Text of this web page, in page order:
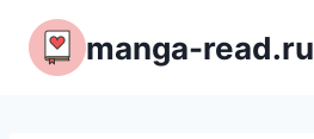
Перейти
содержимому
manga-read.ru